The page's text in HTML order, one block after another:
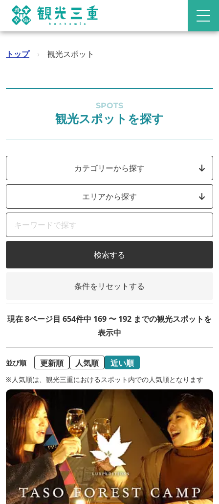
トップ › 観光スポット
SPOTS
観光スポットを探す
カテゴリーから探す
エリアから探す
検索する
条件をリセットする
現在 8ページ目 654件中 169 〜 192 までの観光スポットを
表示中
並び順 更新順 人気順 近い順
※人気順は、観光三重におけるスポット内での人気順となります